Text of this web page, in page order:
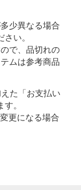
少異なる場合
い。
で、品切れの
ムは参考商品
た「お支払い
。
更になる場合